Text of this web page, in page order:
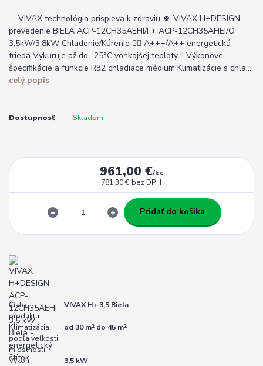
VIVAX technológia prispieva k zdraviu 🍀 VIVAX H+DESIGN -
prevedenie BIELA ACP-12CH35AEHI/I + ACP-12CH35AHEI/O
3,5kW/3,8kW Chladenie/Kúrenie 👉🏽 A+++/A++ energetická
trieda Vykuruje až do -25°C vonkajšej teploty !! Výkonové
špecifikácie a funkcie R32 chladiace médium Klimatizácie s chla...
celý popis
Dostupnosť Skladom
961,00 €/ks
781,30 € bez DPH
Pridať do košíka
Číslo
produktu:
VIVAX H+ 3,5 Biela
Klimatizácia
podľa veľkosti
miestnosti:
od 30 m² do 45 m²
Výkon
3,5 kW